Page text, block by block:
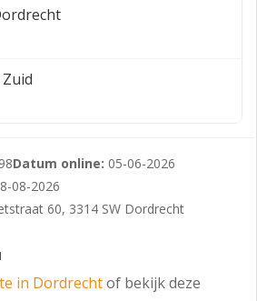
site.
Datum online: 05-06-2026
08-2026
60, 3314 SW Dordrecht
in Dordrechtof bekijk deze